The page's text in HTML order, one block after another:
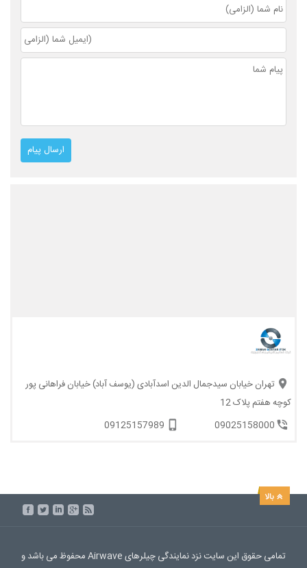
تهران خیابان سیدجمال الدین اسدآبادی (یوسف آباد) خیابان فراهانی پور
کوچه هفتم پلاک 12
09025158000
09125157989
تمامی حقوق این سایت نزد نمایندگی چیلرهای Airwave محفوظ می باشد و